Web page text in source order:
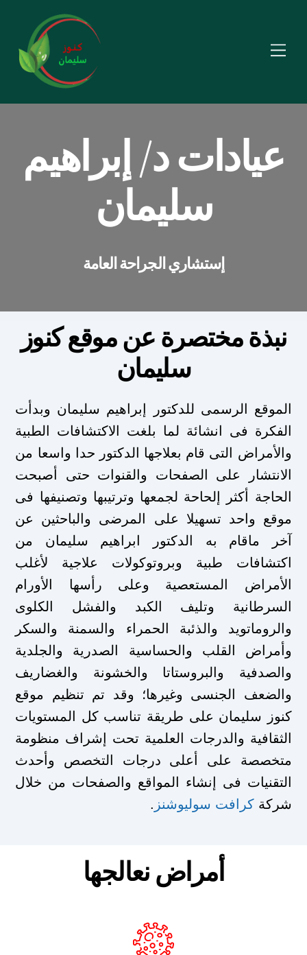
content
Menu
عيادات د/ إبراهيم
سليمان
إستشاري الجراحة العامة
نبذة مختصرة عن موقع كنوز
سليمان
الموقع الرسمى للدكتور إبراهيم سليمان وبدأت
الفكرة فى انشائة لما بلغت الاكتشافات الطبية
والأمراض التى قام بعلاجها الدكتور حدا واسعا من
الانتشار على الصفحات والقنوات حتى أصبحت
الحاجة أكثر إلحاحة لجمعها وترتيبها وتصنيفها فى
موقع واحد تسهيلا على المرضى والباحثين عن
آخر ماقام به الدكتور ابراهيم سليمان من
اكتشافات طبية وبروتوكولات علاجية لأغلب
الأمراض المستعصية وعلى رأسها الأورام
السرطانية وتليف الكبد والفشل الكلوى
والروماتويد والذئبة الحمراء والسمنة والسكر
وأمراض القلب والحساسية الصدرية والجلدية
والصدفية والبروستاتا والخشونة والغضاريف
والضعف الجنسى وغيرها؛ وقد تم تنظيم موقع
كنوز سليمان على طريقة تناسب كل المستويات
الثقافية والدرجات العلمية تحت إشراف منظومة
متخصصة على أعلى درجات التخصص وأحدث
التقنيات فى إنشاء المواقع والصفحات من خلال
شركةكرافت سوليوشنز .
أمراض نعالجها